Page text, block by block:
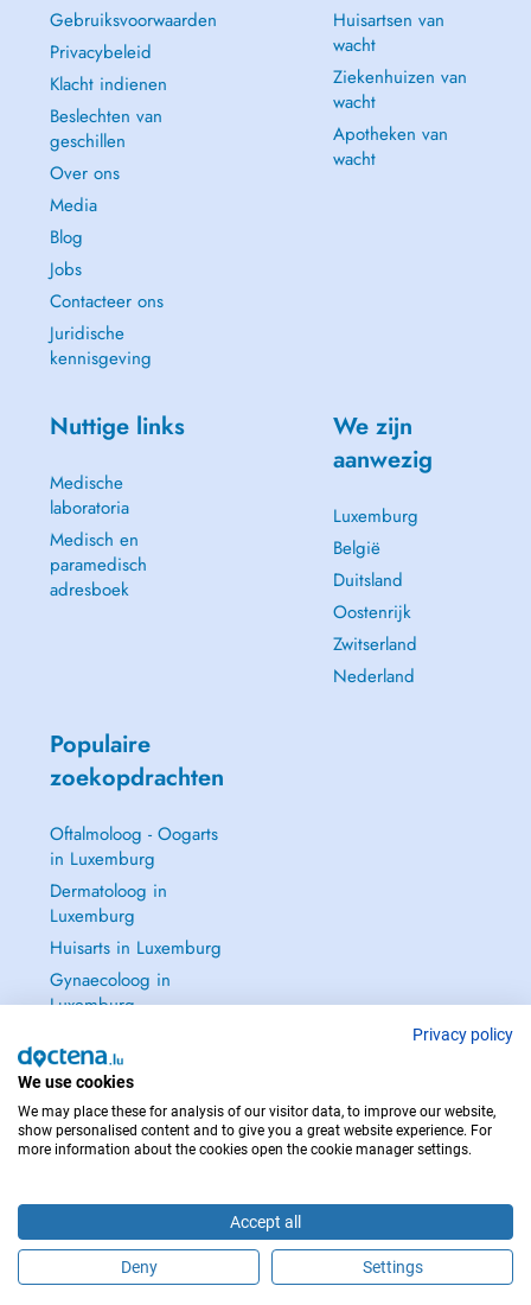
Maak online een afspraak
Gebruiksvoorwaarden
Privacybeleid
Klacht indienen
Beslechten van
geschillen
Over ons
Media
Blog
Jobs
Contacteer ons
Juridische
kennisgeving
Huisartsen van
wacht
Ziekenhuizen van
wacht
Apotheken van
wacht
Nuttige links
Medische
laboratoria
Medisch en
paramedisch
adresboek
We zijn
aanwezig
Luxemburg
België
Duitsland
Oostenrijk
Zwitserland
Nederland
Populaire
zoekopdrachten
Oftalmoloog - Oogarts
in Luxemburg
Dermatoloog in
Luxemburg
Huisarts in Luxemburg
Gynaecoloog in
Luxemburg
NEEM IN GEVAL VAN NOOD CONTACT OP MET : 112
Privacy policy
We use cookies
We may place these for analysis of our visitor data, to improve our website,
show personalised content and to give you a great website experience. For
more information about the cookies open the cookie manager settings.
Accept all
Deny Settings